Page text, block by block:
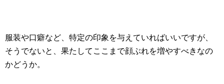
服装や口癖など、特定の印象を与えていればいいですが、
そうでないと、果たしてここまで顔ぶれを増やすべきなの
かどうか。